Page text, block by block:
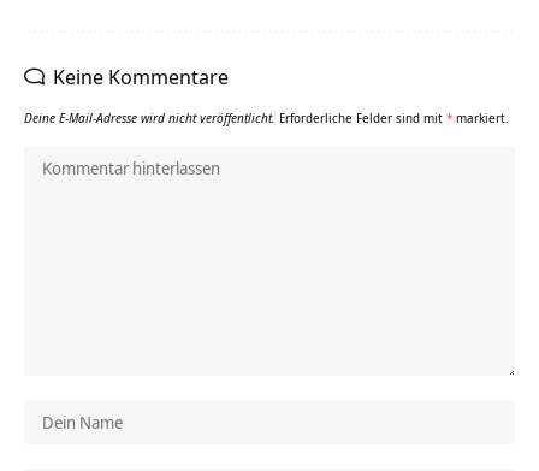
Keine Kommentare
Deine E-Mail-Adresse wird nicht veröffentlicht. Erforderliche Felder sind mit * markiert.